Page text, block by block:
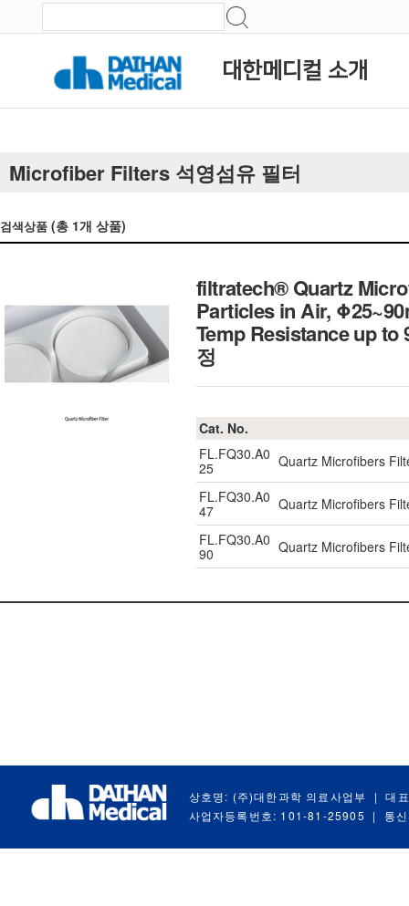
대한메디컬 소개
Microfiber Filters 석영섬유 필터
검색상품 (총 1개 상품)
filtratech® Quartz
Particles in Air,
Temp Resistance up
정
Cat. No.
FL.FQ30.A0
25
Quartz Microfibers
FL.FQ30.A0
47
Quartz Microfibers
FL.FQ30.A0
90
Quartz Microfibers
상호명: (주)대한과학 의료사업부 |
대
사업자등록번호: 101-81-25905
| 통